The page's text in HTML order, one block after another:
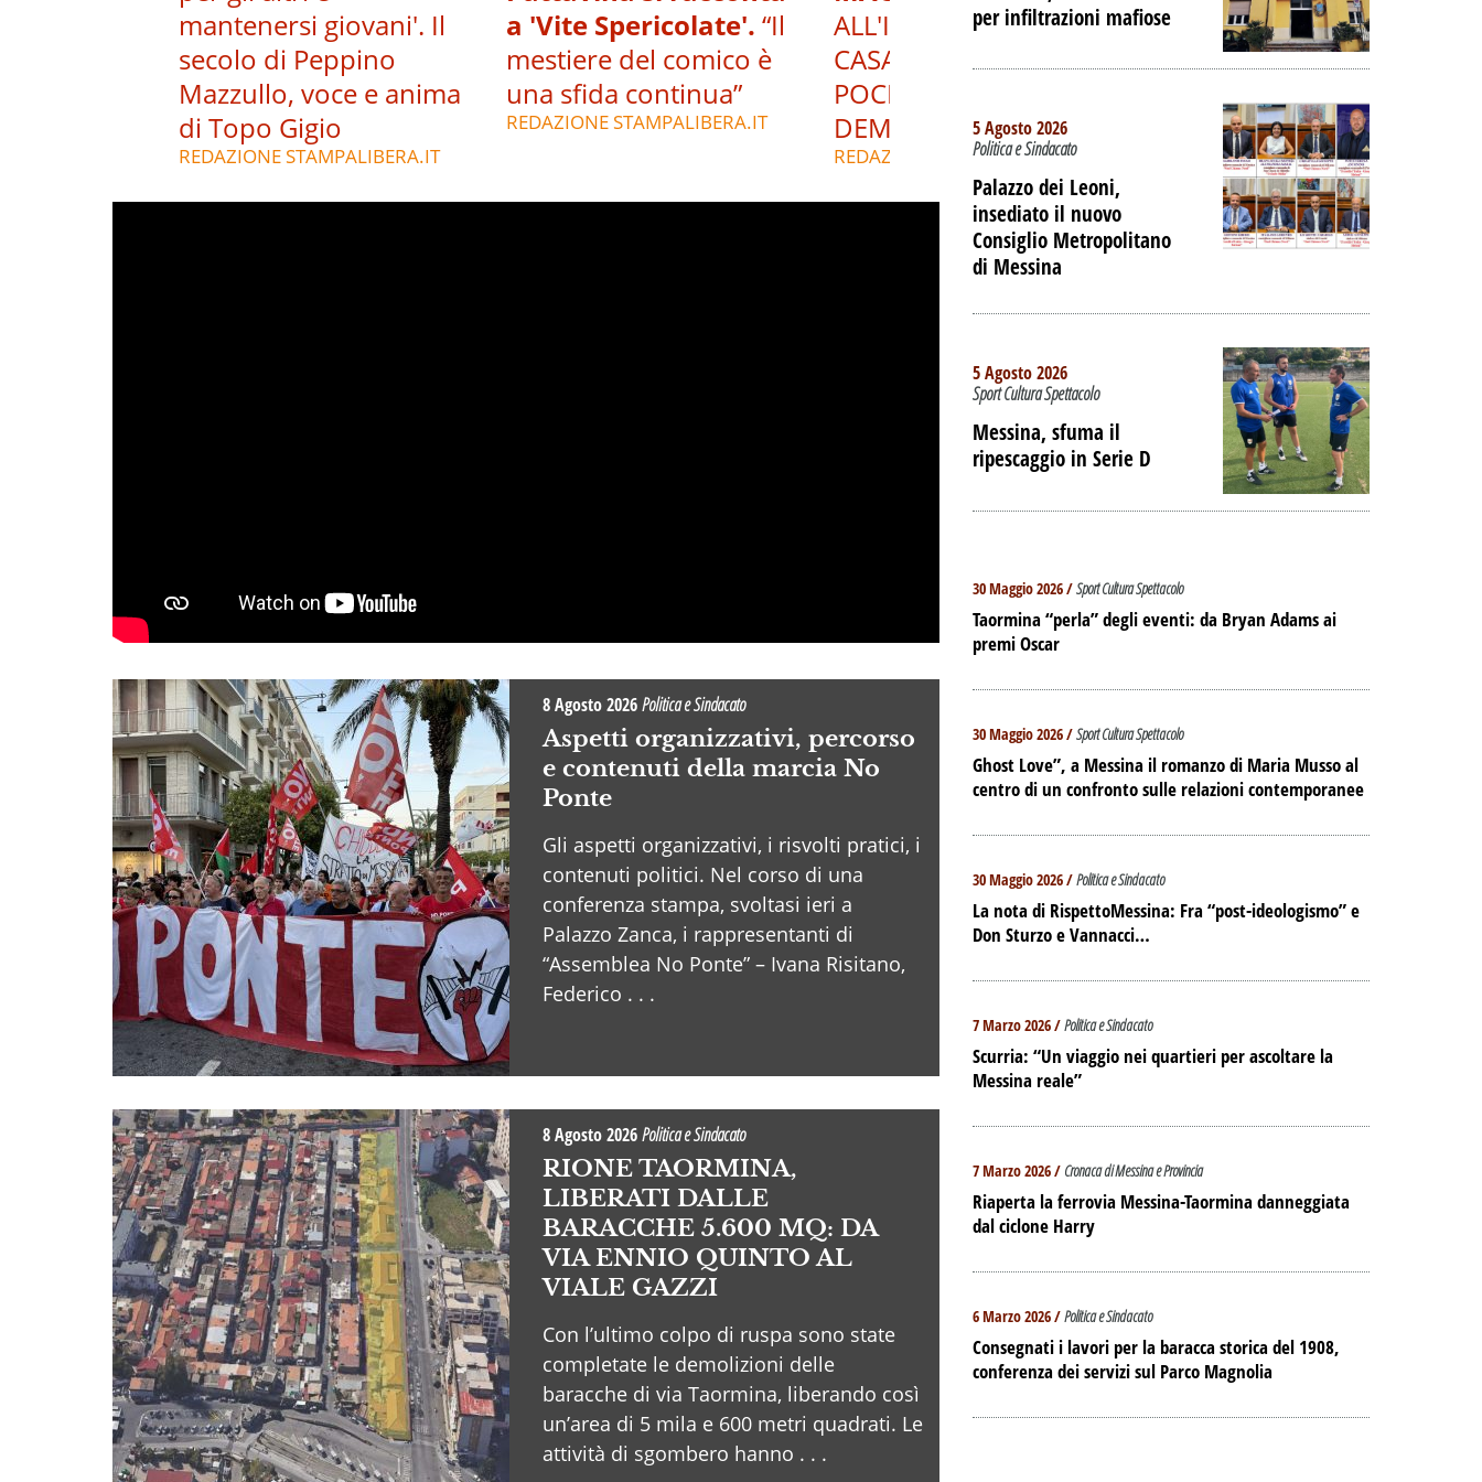
mantenersi giovani'. Il
secolo di Peppino
Mazzullo, voce e anima
di Topo Gigio
REDAZIONE STAMPALIBERA.IT
a 'Vite Spericolate'. “Il
mestiere del comico è
una sfida continua”
REDAZIONE STAMPALIBERA.IT
ALL'INTERNO DELL'EX
CASA DEL PORTUALE A
POCHE ORE DALLA
DEMOLIZIONE
REDAZIONE STAMPALIBERA.IT
8 Agosto 2026Politica e Sindacato
Aspetti organizzativi, percorso
e contenuti della marcia No
Ponte
Gli aspetti organizzativi, i risvolti pratici, i
contenuti politici. Nel corso di una
conferenza stampa, svoltasi ieri a
Palazzo Zanca, i rappresentanti di
“Assemblea No Ponte” – Ivana Risitano,
Federico . . .
8 Agosto 2026Politica e Sindacato
RIONE TAORMINA,
LIBERATI DALLE
BARACCHE 5.600 MQ: DA
VIA ENNIO QUINTO AL
VIALE GAZZI
Con l’ultimo colpo di ruspa sono state
completate le demolizioni delle
baracche di via Taormina, liberando così
un’area di 5 mila e 600 metri quadrati. Le
attività di sgombero hanno . . .
per infiltrazioni mafiose
5 Agosto 2026
Politica e Sindacato
Palazzo dei Leoni,
insediato il nuovo
Consiglio Metropolitano
di Messina
5 Agosto 2026
Sport Cultura Spettacolo
Messina, sfuma il
ripescaggio in Serie D
30 Maggio 2026 /Sport Cultura Spettacolo
Taormina “perla” degli eventi: da Bryan Adams ai
premi Oscar
30 Maggio 2026 /Sport Cultura Spettacolo
Ghost Love”, a Messina il romanzo di Maria Musso al
centro di un confronto sulle relazioni contemporanee
30 Maggio 2026 /Politica e Sindacato
La nota di RispettoMessina: Fra “post-ideologismo” e
Don Sturzo e Vannacci…
7 Marzo 2026 /Politica e Sindacato
Scurria: “Un viaggio nei quartieri per ascoltare la
Messina reale”
7 Marzo 2026 / Cronaca di Messina e Provincia
Riaperta la ferrovia Messina-Taormina danneggiata
dal ciclone Harry
6 Marzo 2026 /Politica e Sindacato
Consegnati i lavori per la baracca storica del 1908,
conferenza dei servizi sul Parco Magnolia